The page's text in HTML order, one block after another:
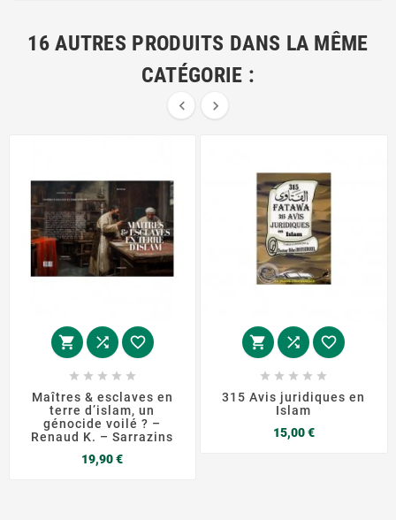
16 AUTRES PRODUITS DANS LA MÊME
CATÉGORIE :
 
  
    
Maîtres & esclaves en
terre d’islam, un
génocide voilé ? –
Renaud K. – Sarrazins
19,90 €Prix
  
    
315 Avis juridiques en
Islam
15,00 €Prix